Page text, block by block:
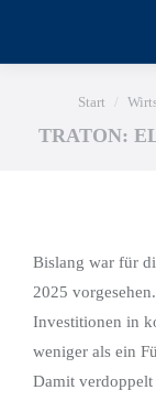
Sie
Start
TRATON:
Bislang war für
2025
Investitionen in
weniger als ein
Damit